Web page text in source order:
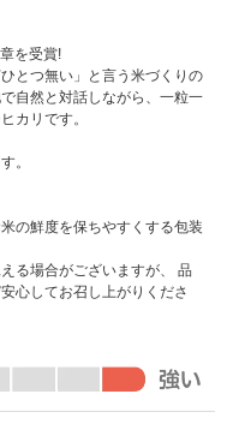
を受賞!
とつ無い」と言う米づくりの
自然と対話しながら、一粒一
カリです。
。
の鮮度を保ちやすくする包装
る場合がございますが、 品
心してお召し上がりくださ